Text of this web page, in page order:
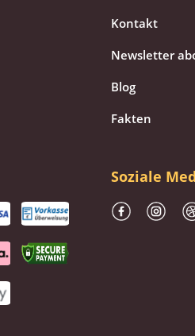
Kontakt
Newsletter
Blog
Fakten
Soziale